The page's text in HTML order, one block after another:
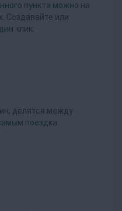
пункта можно на
Создавайте или
клик.
делятся между
поездка